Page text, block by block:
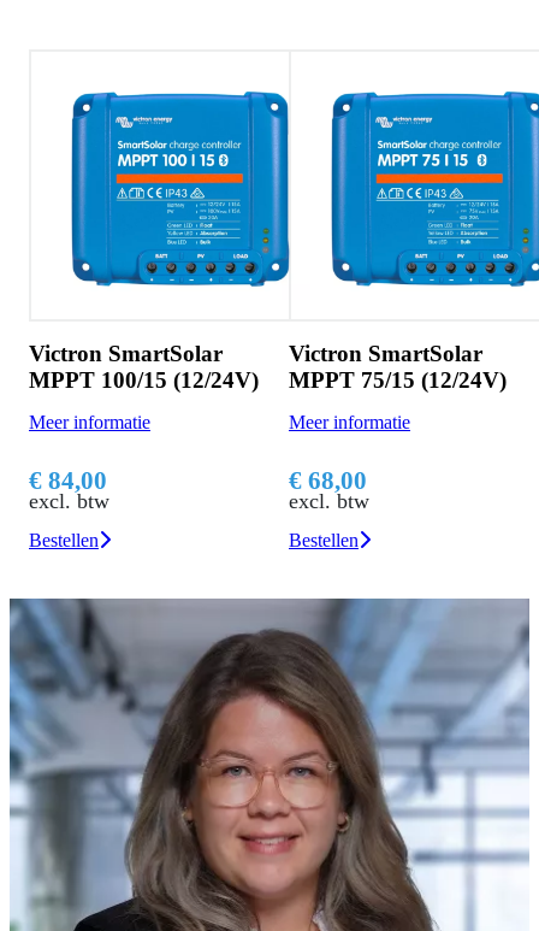
Victron SmartSolar
MPPT 100/15 (12/24V)
Meer informatie
€ 84,00
excl. btw
Bestellen
Victron SmartSolar
MPPT 75/15 (12/24V)
Meer informatie
€ 68,00
excl. btw
Bestellen